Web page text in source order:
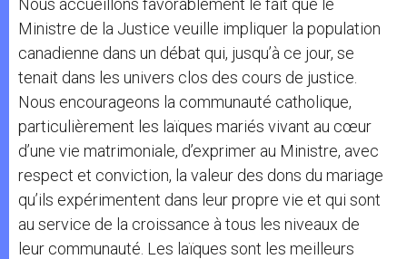
Nous accueillons favorablement le fait que le
Ministre de la Justice veuille impliquer la population
canadienne dans un débat qui, jusqu’à ce jour, se
tenait dans les univers clos des cours de justice.
Nous encourageons la communauté catholique,
particulièrement les laïques mariés vivant au cœur
d’une vie matrimoniale, d’exprimer au Ministre, avec
respect et conviction, la valeur des dons du mariage
qu’ils expérimentent dans leur propre vie et qui sont
au service de la croissance à tous les niveaux de
leur communauté. Les laïques sont les meilleurs